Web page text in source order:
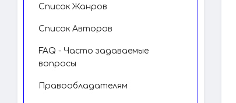
Список Жанров
Список Авторов
FAQ - Часто задаваемые
вопросы
Правообладателям